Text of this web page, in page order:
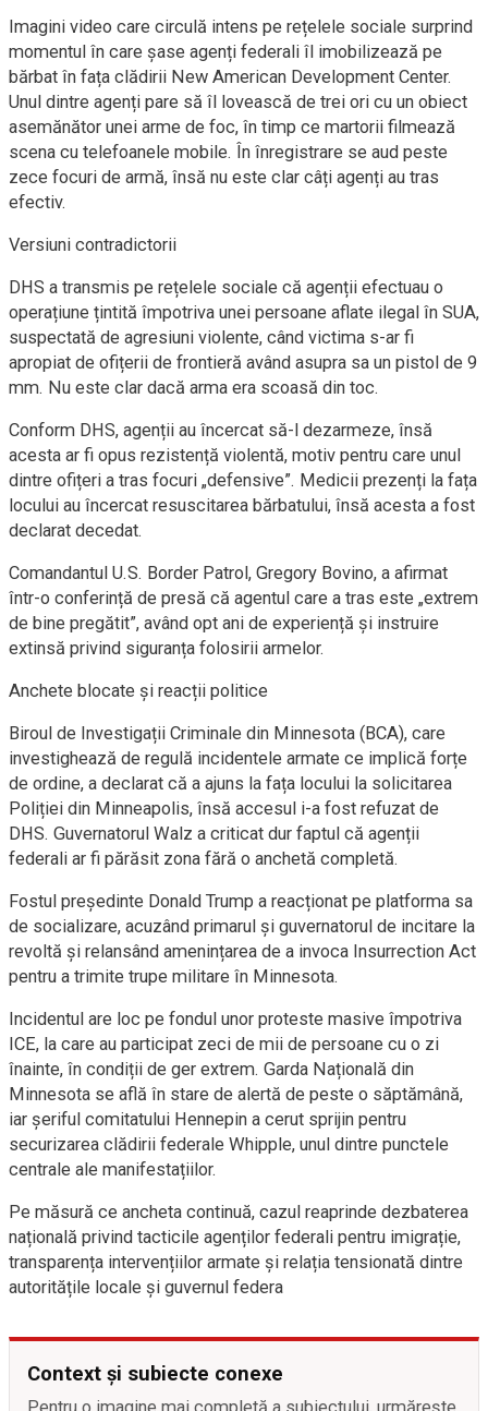
Imagini video care circulă intens pe rețelele sociale surprind
momentul în care șase agenți federali îl imobilizează pe
bărbat în fața clădirii New American Development Center.
Unul dintre agenți pare să îl lovească de trei ori cu un obiect
asemănător unei arme de foc, în timp ce martorii filmează
scena cu telefoanele mobile. În înregistrare se aud peste
zece focuri de armă, însă nu este clar câți agenți au tras
efectiv.
Versiuni contradictorii
DHS a transmis pe rețelele sociale că agenții efectuau o
operațiune țintită împotriva unei persoane aflate ilegal în SUA,
suspectată de agresiuni violente, când victima s-ar fi
apropiat de ofițerii de frontieră având asupra sa un pistol de 9
mm. Nu este clar dacă arma era scoasă din toc.
Conform DHS, agenții au încercat să-l dezarmeze, însă
acesta ar fi opus rezistență violentă, motiv pentru care unul
dintre ofițeri a tras focuri „defensive”. Medicii prezenți la fața
locului au încercat resuscitarea bărbatului, însă acesta a fost
declarat decedat.
Comandantul U.S. Border Patrol, Gregory Bovino, a afirmat
într-o conferință de presă că agentul care a tras este „extrem
de bine pregătit”, având opt ani de experiență și instruire
extinsă privind siguranța folosirii armelor.
Anchete blocate și reacții politice
Biroul de Investigații Criminale din Minnesota (BCA), care
investighează de regulă incidentele armate ce implică forțe
de ordine, a declarat că a ajuns la fața locului la solicitarea
Poliției din Minneapolis, însă accesul i-a fost refuzat de
DHS. Guvernatorul Walz a criticat dur faptul că agenții
federali ar fi părăsit zona fără o anchetă completă.
Fostul președinte Donald Trump a reacționat pe platforma sa
de socializare, acuzând primarul și guvernatorul de incitare la
revoltă și relansând amenințarea de a invoca Insurrection Act
pentru a trimite trupe militare în Minnesota.
Incidentul are loc pe fondul unor proteste masive împotriva
ICE, la care au participat zeci de mii de persoane cu o zi
înainte, în condiții de ger extrem. Garda Națională din
Minnesota se află în stare de alertă de peste o săptămână,
iar șeriful comitatului Hennepin a cerut sprijin pentru
securizarea clădirii federale Whipple, unul dintre punctele
centrale ale manifestațiilor.
Pe măsură ce ancheta continuă, cazul reaprinde dezbaterea
națională privind tacticile agenților federali pentru imigrație,
transparența intervențiilor armate și relația tensionată dintre
autoritățile locale și guvernul federa
Context și subiecte conexe